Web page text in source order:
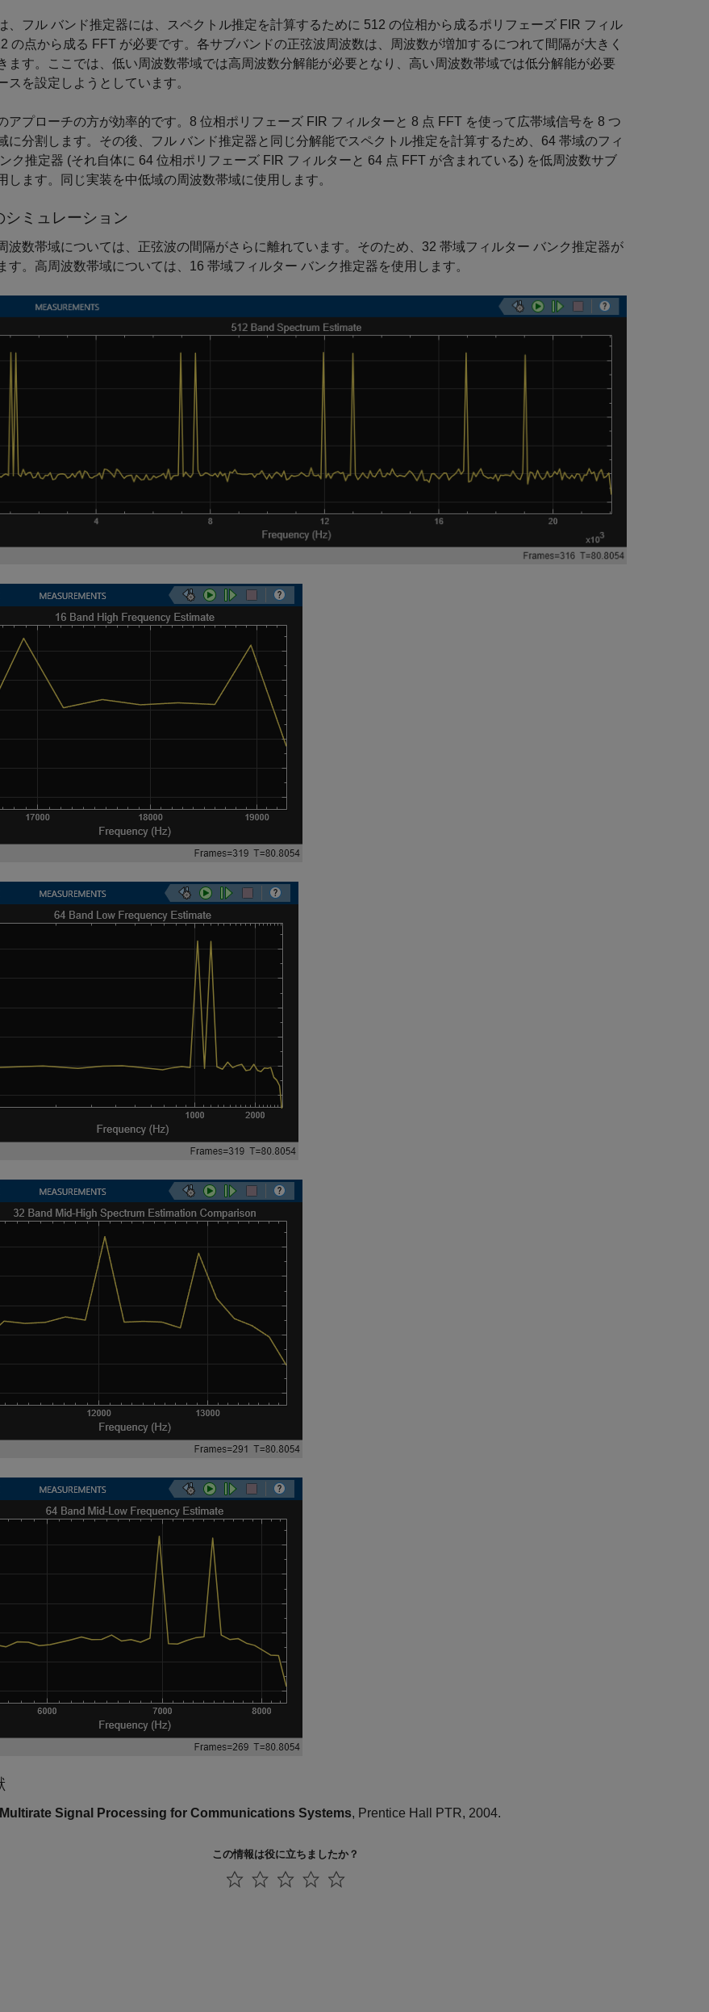
、フル バンド推定器には、スペクトル推定を計算するために 512 の位相から成るポリフェーズ FIR フィル
の点から成る FFT が必要です。各サブバンドの正弦波周波数は、周波数が増加するにつれて間隔が大きく
ます。ここでは、低い周波数帯域では高周波数分解能が必要となり、高い周波数帯域では低分解能が必要
スを設定しようとしています。
アプローチの方が効率的です。8 位相ポリフェーズ FIR フィルターと 8 点 FFT を使って広帯域信号を 8 つ
に分割します。その後、フル バンド推定器と同じ分解能でスペクトル推定を計算するため、64 帯域のフィ
ク推定器 (それ自体に 64 位相ポリフェーズ FIR フィルターと 64 点 FFT が含まれている) を低周波数サブ
します。同じ実装を中低域の周波数帯域に使用します。
シミュレーション
波数帯域については、正弦波の間隔がさらに離れています。そのため、32 帯域フィルター バンク推定器が
す。高周波数帯域については、16 帯域フィルター バンク推定器を使用します。
Multirate Signal Processing for Communications Systems, Prentice Hall PTR, 2004.
この情報は役に立ちましたか？